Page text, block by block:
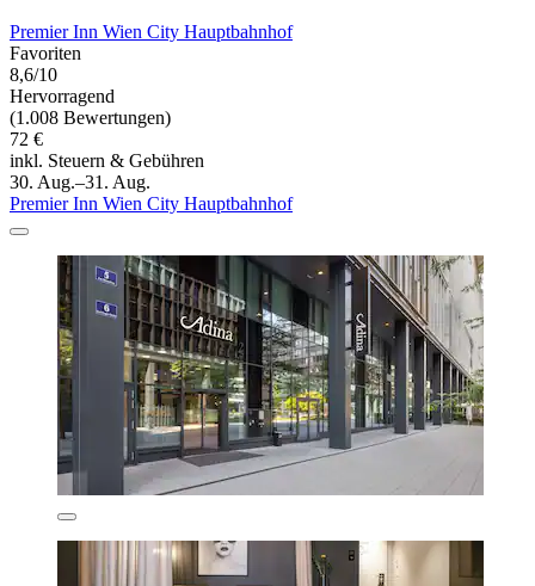
Premier Inn Wien City Hauptbahnhof
Favoriten
8,6/10
Hervorragend
(1.008 Bewertungen)
72 €
inkl. Steuern & Gebühren
30. Aug.–31. Aug.
Premier Inn Wien City Hauptbahnhof